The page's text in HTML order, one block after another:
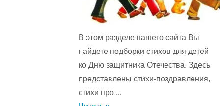
В этом разделе нашего сайта Вы
найдете подборки стихов для детей
ко Дню защитника Отечества. Здесь
представлены стихи-поздравления,
стихи про ...